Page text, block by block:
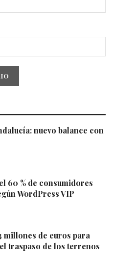
nuevo balance con
60 % de consumidores
WordPress VIP
millones de euros para
traspaso de los terrenos